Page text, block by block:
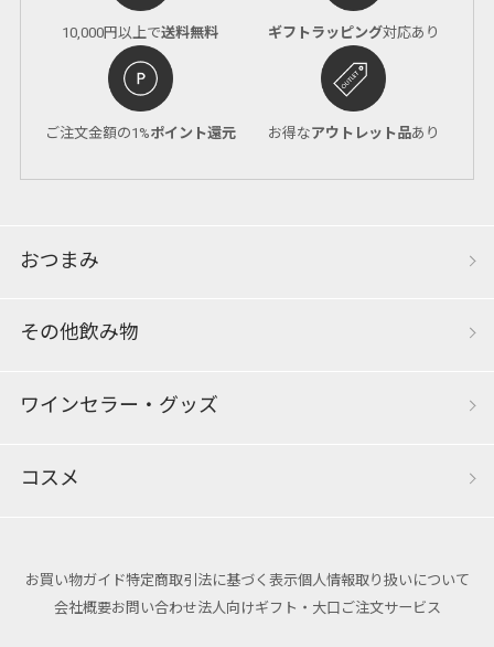
10,000円以上で送料無料 ギフトラッピング対応あり
ご注文金額の1%ポイント還元 お得なアウトレット品あり
おつまみ
その他飲み物
ワインセラー・グッズ
コスメ
お買い物ガイド特定商取引法に基づく表示個人情報取り扱いについて
会社概要お問い合わせ法人向けギフト・大口ご注文サービス